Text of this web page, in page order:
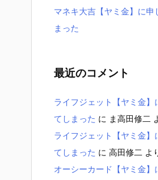
マネキ大吉【ヤミ金】に
まった
最近のコメント
ライフジェット【ヤミ金
てしまった に ま高田修二
ライフジェット【ヤミ金
てしまった に 高田修二 よ
オーシーカード【ヤミ金